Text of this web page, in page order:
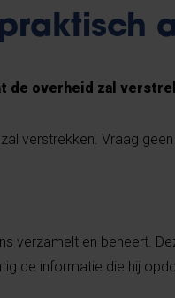
de overheid zal
verstrekken. Vraag
verzamelt en beheert.
de informatie die hij